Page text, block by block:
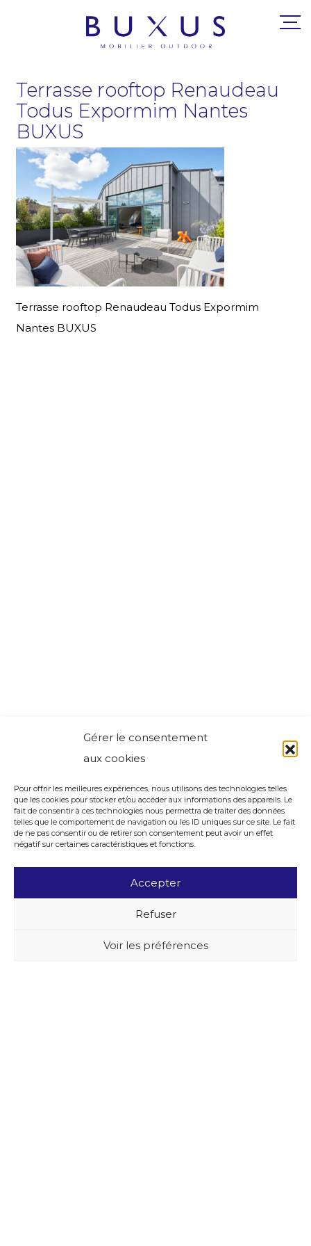
Gérer le consentement
aux cookies
Pour offrir les meilleures expériences, nous utilisons des technologies telles
que les cookies pour stocker et/ou accéder aux informations des appareils. Le
fait de consentir à ces technologies nous permettra de traiter des données
telles que le comportement de navigation ou les ID uniques sur ce site. Le fait
de ne pas consentir ou de retirer son consentement peut avoir un effet
négatif sur certaines caractéristiques et fonctions.
Accepter
Refuser
Voir les préférences
Terrasse rooftop Renaudeau
Todus Expormim Nantes
BUXUS
Terrasse rooftop Renaudeau Todus Expormim
Nantes BUXUS